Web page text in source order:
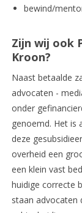
bewind/
Zijn wij ook
Kroon?
Naast betaalde
advocaten -
onder
genoemd. Het is
deze
overheid een
een klein vast
huidige correcte
staan advocaten